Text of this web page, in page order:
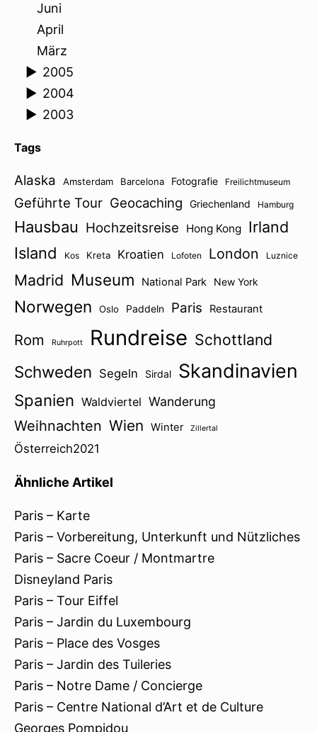
Juni
April
März
► 2005
► 2004
► 2003
Tags
Alaska Amsterdam Barcelona Fotografie Freilichtmuseum
Geführte Tour Geocaching Griechenland Hamburg
Hausbau Hochzeitsreise Hong Kong Irland
Island
Kos Kreta Kroatien Lofoten London Luznice
Madrid Museum National Park New York
Norwegen Oslo Paddeln Paris Restaurant
Rom Ruhrpott Rundreise Schottland
Schweden Segeln Sirdal Skandinavien
Spanien Waldviertel Wanderung
Weihnachten Wien Winter Zillertal
Österreich2021
Ähnliche Artikel
Paris – Karte
Paris – Vorbereitung, Unterkunft und Nützliches
Paris – Sacre Coeur / Montmartre
Disneyland Paris
Paris – Tour Eiffel
Paris – Jardin du Luxembourg
Paris – Place des Vosges
Paris – Jardin des Tuileries
Paris – Notre Dame / Concierge
Paris – Centre National d’Art et de Culture
Georges Pompidou